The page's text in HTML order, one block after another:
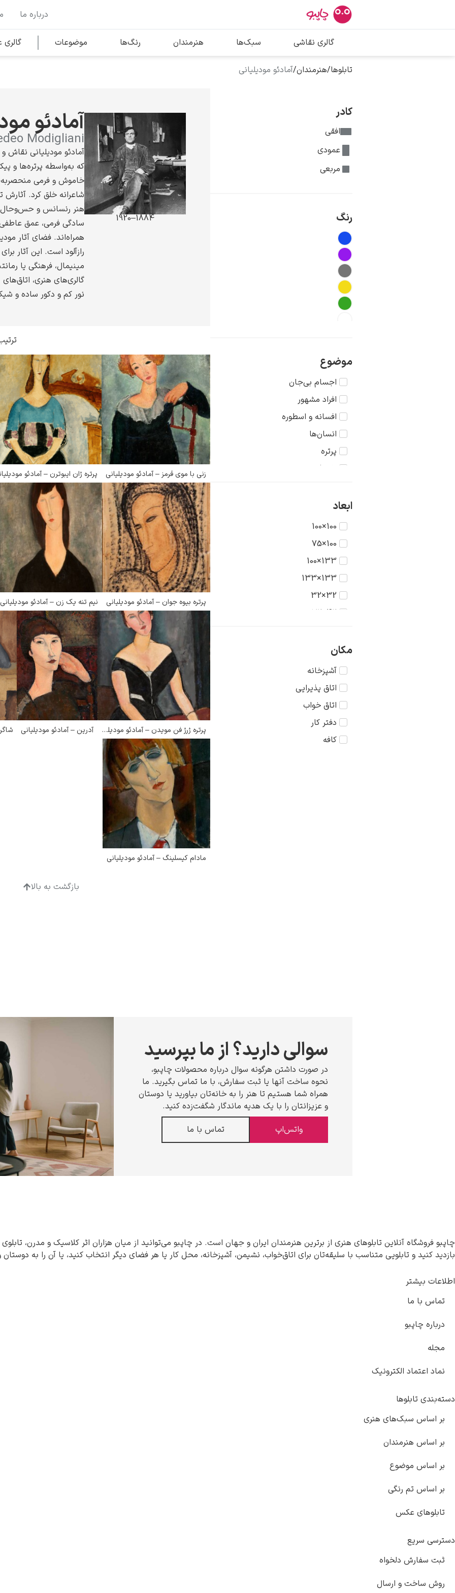
بیشترین جستجوها
پیکاسو
تابلو بوسه
محبوب‌ترین هنرمندان
ونسان ون گوگ
کامی پیسارو
ادوارد هاپر
ادگار دگا
لودویگ دویچ
رامبرانت
پیر آگوست رنوآر
پل سزان
درباره ما
گالری نقاشی سبک‌ها هنرمندان رنگ‌ها موضوعات
تابلوها/هنرمندان/آمادئو مودیلیانی
کادر
افقی
عمودی
مربعی
رنگ
موضوع
اجسام بی‌جان
افراد مشهور
افسانه و اسطوره
انسان‌ها
پرتره
تاریخ
حیوانات
دریا
دورنما
دوشیزگان
رنگ‌ها
روستا
سکون
عشق
غرب وحشی
کودک
مذهبی
منظره
ابعاد
100×100
100×75
133×100
133×133
32×32
42×32
56×42
56×56
75×56
75×75
مکان
آشپزخانه
اتاق پذیرایی
اتاق خواب
دفتر کار
کافه
1884–1920
آمادئو
Modigliani
آمادئو مودیلیانی نقاش
که به‌واسطه پرتره‌ها و
خاموش و فرمی
شاعرانه خلق کرد. آثارش
هنر رنسانس و حس‌وحال
سادگی فرمی، عمق
همراه‌اند. فضای آثار
رازآلود است. این آثار
مینیمال، فرهنگی یا
گالری‌های هنری،
نور کم و دکور ساده و
زنی با موی قرمز – آمادئو مودیلیانی پرتره ژان ایبوترن – آمادئو
پرتره بیوه جوان – آمادئو مودیلیانی نیم تنه یک زن – آمادئو مودیلیانی
پرتره ژرژ فن مویدن – آمادئو مودیلیانی آدرین – آمادئو مودیلیانی
مادام کیسلینگ – آمادئو مودیلیانی
بازگشت به بالا
سوالی دارید؟ از ما بپرسید
در صورت داشتن هرگونه سوال درباره محصولات چاپبو،
نحوه ساخت آنها یا ثبت سفارش، با ما تماس بگیرید. ما
همراه شما هستیم تا هنر را به خانه‌تان بیاورید یا دوستان
و عزیزانتان را با یک هدیه ماندگار شگفت‌زده کنید.
واتس‌اپ
تماس با ما
چاپبو فروشگاه آنلاین تابلوهای هنری از برترین هنرمندان ایران و جهان است. در چاپبو می‌توانید از میان هزاران اثر کلاسیک و مدرن،
بازدید کنید و تابلویی متناسب با سلیقه‌تان برای اتاق‌خواب، نشیمن، آشپزخانه، محل کار یا هر فضای دیگر انتخاب کنید، یا آن را به
اطلاعات بیشتر
تماس با ما
درباره چاپبو
مجله
نماد اعتماد الکترونیک
دسته‌بندی تابلوها
بر اساس سبک‌های هنری
بر اساس هنرمندان
بر اساس موضوع
بر اساس تم رنگی
تابلوهای عکس
دسترسی سریع
ثبت سفارش دلخواه
روش ساخت و ارسال